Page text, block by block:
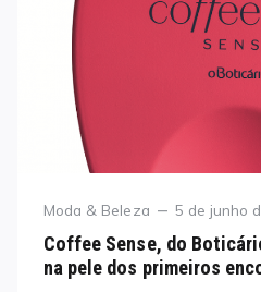
Category
Moda & Beleza
Posted
5 de junho
Coffee Sense, do
na pele dos primeiros